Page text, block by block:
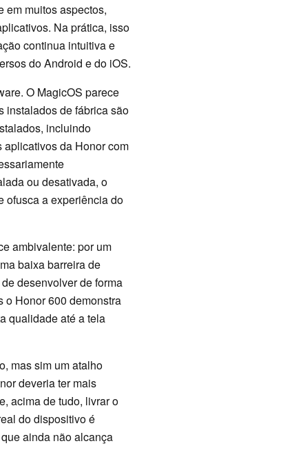
em muitos aspectos,
Na prática, isso
continua intuitiva e
do Android e do iOS.
O MagicOS parece
instalados de fábrica são
incluindo
aplicativos da Honor com
ou desativada, o
ofusca a experiência do
ambivalente: por um
baixa barreira de
desenvolver de forma
o Honor 600 demonstra
qualidade até a tela
mas sim um atalho
deveria ter mais
acima de tudo, livrar o
do dispositivo é
ainda não alcança